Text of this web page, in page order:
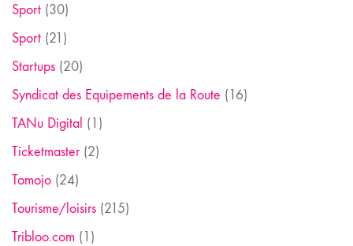
Sport (30)
Sport (21)
Startups (20)
Syndicat des Equipements de la Route (16)
TANu Digital (1)
Ticketmaster(2)
Tomojo (24)
Tourisme/loisirs (215)
Tribloo.com (1)